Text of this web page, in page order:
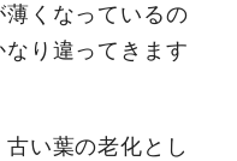
くなっているの
り違ってきます
い葉の老化とし